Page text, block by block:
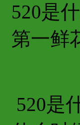
520是
第一鲜
520是